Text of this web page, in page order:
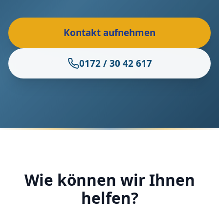
Kontakt aufnehmen
0172 / 30 42 617
Wie können wir Ihnen
helfen?